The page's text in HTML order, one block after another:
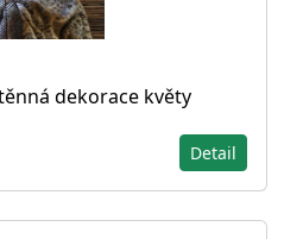
dekorace květy
Detail